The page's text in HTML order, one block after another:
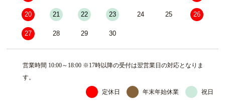
20 21 22 23 24 25 26
27 28 29 30
営業時間 10:00～18:00 ※17時以降の受付は翌営業日の対応となりま
す。
定休日 年末年始休業 祝日